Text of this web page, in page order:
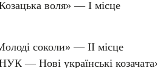
воля» — І місце
соколи» — ІІ місце
— Нові українські